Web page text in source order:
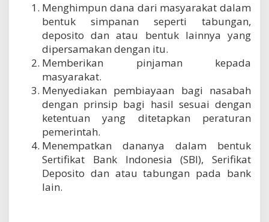
Menghimpun dana dari masyarakat dalam
bentuk simpanan seperti tabungan,
deposito dan atau bentuk lainnya yang
dipersamakan dengan itu.
Memberikan pinjaman kepada
masyarakat.
Menyediakan pembiayaan bagi nasabah
dengan prinsip bagi hasil sesuai dengan
ketentuan yang ditetapkan peraturan
pemerintah.
Menempatkan dananya dalam bentuk
Sertifikat Bank Indonesia (SBI), Serifikat
Deposito dan atau tabungan pada bank
lain.